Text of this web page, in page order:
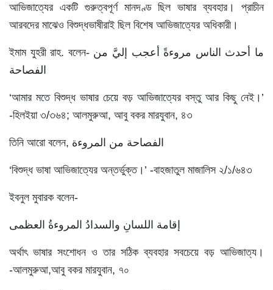
আভিজাত্যের একটি গুরুত্বপূর্ণ মানদণ্ড ছিল ভাষার ব্যবহার। প্রাচীন
আরবদের মাঝেও বিশুদ্ধভাষীরাই ছিল বিশেষ আভিজাত্যের অধিকারী।
ইমাম যুহরী রাহ. বলেন- ما أحدث الناس مروءةً أعجب إليَّ من
الفصاحة
‘আমার মতে বিশুদ্ধ ভাষার চেয়ে বড় আভিজাত্যের বস্তু আর কিছু নেই।’
-হিলইয়া ৩/৩৬৪; আলমুরুআ, আবু বকর মারযুবান, ৪৩
তিনি আরো বলেন, الفصاحة من المروءة
‘বিশুদ্ধ ভাষা আভিজাত্যের অন্তর্ভুক্ত।’ -বাহজাতুল মাজালিস ২/১/৬৪৩
ইবনুল মুবারক বলেন-
إقامة اللسانِ والسدادُ المروءةُ العظمى
অর্থাৎ ভাষার সংশোধন ও তার সঠিক ব্যবহার সবচেয়ে বড় আভিজাত্য।
-আলমুরুআ,আবু বকর মারযুবান, ৭০